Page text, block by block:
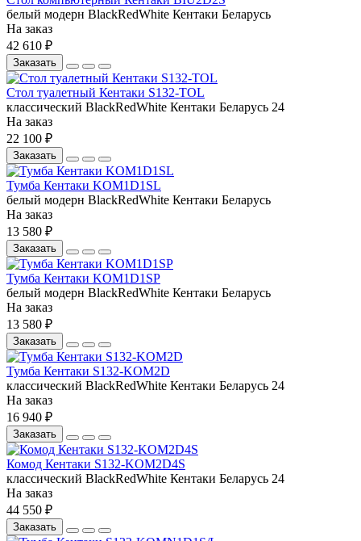
белый модерн BlackRedWhite Кентаки Беларусь
На заказ
42 610 ₽
Заказать
Стол туалетный Кентаки S132-TOL
классический BlackRedWhite Кентаки Беларусь 24
На заказ
22 100 ₽
Заказать
Тумба Кентаки KOM1D1SL
белый модерн BlackRedWhite Кентаки Беларусь
На заказ
13 580 ₽
Заказать
Тумба Кентаки KOM1D1SP
белый модерн BlackRedWhite Кентаки Беларусь
На заказ
13 580 ₽
Заказать
Тумба Кентаки S132-KOM2D
классический BlackRedWhite Кентаки Беларусь 24
На заказ
16 940 ₽
Заказать
Комод Кентаки S132-KOM2D4S
классический BlackRedWhite Кентаки Беларусь 24
На заказ
44 550 ₽
Заказать